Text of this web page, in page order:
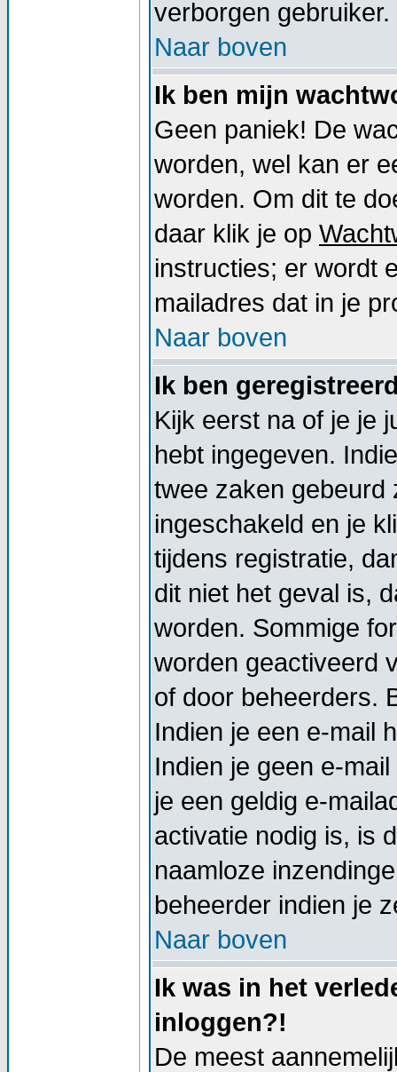
verborgen gebruiker.
Naar boven
Ik ben mijn
Geen paniek! De
worden, wel kan er
worden. Om dit te
daar klik je op
instructies; er wordt
mailadres dat in je
Naar boven
Ik ben
Kijk eerst na of je je
hebt ingegeven.
twee zaken gebeurd
ingeschakeld en je
tijdens registratie,
dit niet het geval is,
worden. Sommige
worden geactiveerd
of door beheerders.
Indien je een e-mail
Indien je geen e-
je een geldig e-
activatie nodig is, is
naamloze
beheerder indien je
Naar boven
Ik was in het
inloggen?!
De meest